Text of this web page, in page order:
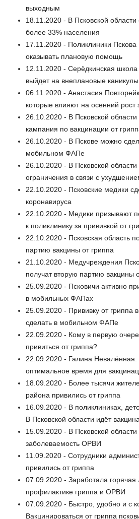
выходным
18.11.2020 - В Псковской области
более 33% населения
17.11.2020 - Поликлиники
оказывать плановую помощь
12.11.2020 - Серёдкинская
выйдет на внеплановые каникулы
06.11.2020 - Анастасия
которые влияют на осенний рост
26.10.2020 - В Псковской
кампания по вакцинации от
26.10.2020 - В Пскове можно
мобильном ФАПе
26.10.2020 - В Псковской
ограничения в связи с
22.10.2020 - Псковские медики
коронавируса
22.10.2020 - Медики призывают
к поликлинику за прививкой от
22.10.2020 - Псковская область
партию вакцины от гриппа
21.10.2020 - Медучреждения
получат вторую партию вакцины
25.09.2020 - Псковичи активно
в мобильных ФАПах
25.09.2020 - Прививку от гриппа
сделать в мобильном ФАПе
22.09.2020 - Кому в первую
привиться от гриппа?
22.09.2020 - Галина Невалённая:
оптимальное время для
18.09.2020 - Более тысячи
района привились от гриппа
16.09.2020 - В поликлиниках,
В Псковской области идёт
15.09.2020 - В Псковской области
заболеваемость ОРВИ
11.09.2020 - Сотрудники
привились от гриппа
07.09.2020 - Заработала горячая
профилактике гриппа и ОРВИ
07.09.2020 - Быстро, удобно и с
Вакцинироваться от гриппа